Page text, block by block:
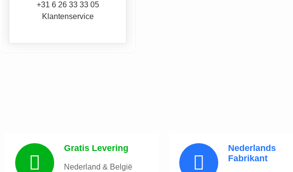
+31 6 26 33 33 05
Klantenservice
Gratis Levering
Nederland & België
Nederlands
Fabrikant